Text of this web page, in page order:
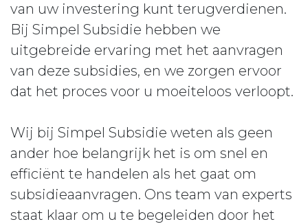
van uw investering kunt terugverdienen.
Bij Simpel Subsidie hebben we
uitgebreide ervaring met het aanvragen
van deze subsidies, en we zorgen ervoor
dat het proces voor u moeiteloos verloopt.
Wij bij Simpel Subsidie weten als geen
ander hoe belangrijk het is om snel en
efficiënt te handelen als het gaat om
subsidieaanvragen. Ons team van experts
staat klaar om u te begeleiden door het